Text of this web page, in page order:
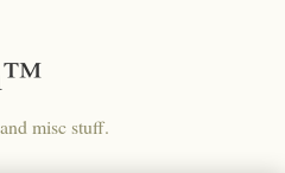
misc stuff.